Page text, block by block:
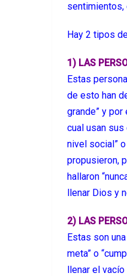
sentimientos,
Hay 2 tipos
1) LAS
Estas
de esto han
grande” y
cual usan
nivel social”
propusieron,
hallaron
llenar Dios y
2) LAS
Estas son
meta” o
llenar el